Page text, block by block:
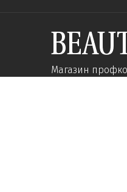
Магазин